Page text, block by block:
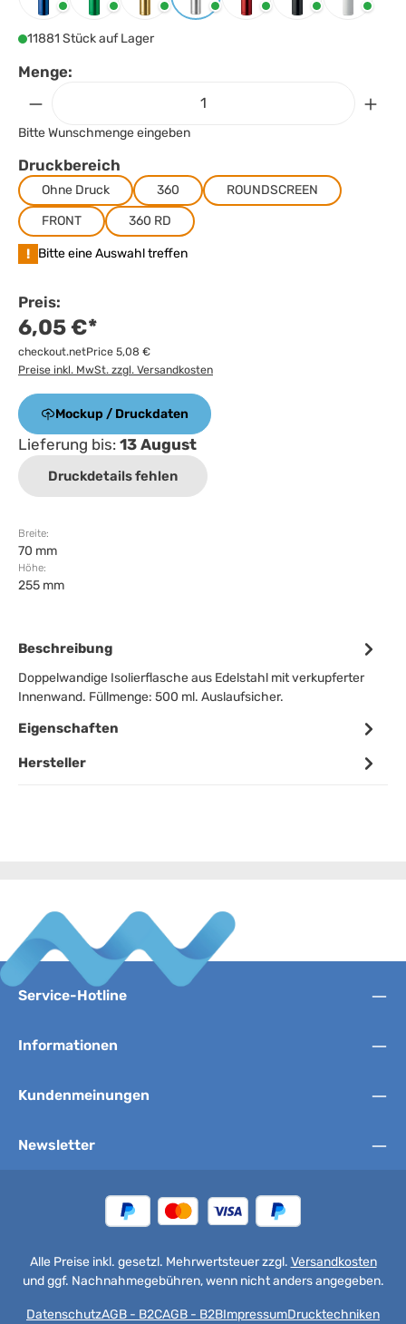
Blau Grün Matt goldenMattsilber Rot Schwarz Weiss
11881 Stück auf Lager
Menge:
Bitte Wunschmenge eingeben
Druckbereich
Ohne Druck 360
ROUNDSCREEN
FRONT
360 RD
! Bitte eine Auswahl treffen
Preis:
6,05 €*
checkout.netPrice 5,08 €
Preise inkl. MwSt. zzgl. Versandkosten
Mockup / Druckdaten
Lieferung bis: 13 August
Druckdetails fehlen
Breite:
70 mm
Höhe:
255 mm
Beschreibung
Doppelwandige Isolierflasche aus Edelstahl mit verkupferter
Innenwand. Füllmenge: 500 ml. Auslaufsicher.
Eigenschaften
Hersteller
Service-Hotline
Informationen
Kundenmeinungen
Newsletter
Alle Preise inkl. gesetzl. Mehrwertsteuer zzgl. Versandkosten
und ggf. Nachnahmegebühren, wenn nicht anders angegeben.
DatenschutzAGB - B2CAGB - B2BImpressumDrucktechniken